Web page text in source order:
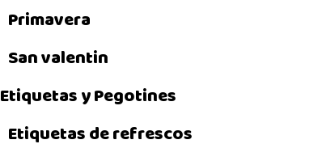
Primavera
San valentin
Etiquetas y Pegotines
Etiquetas de refrescos